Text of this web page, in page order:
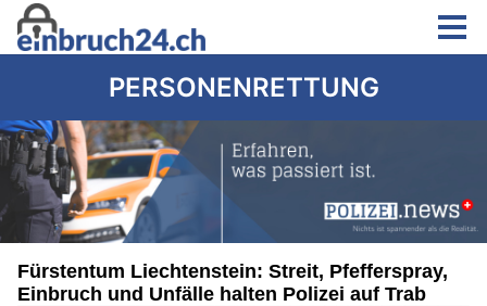
PERSONENRETTUNG
Fürstentum Liechtenstein: Streit, Pfefferspray,
Einbruch und Unfälle halten Polizei auf Trab